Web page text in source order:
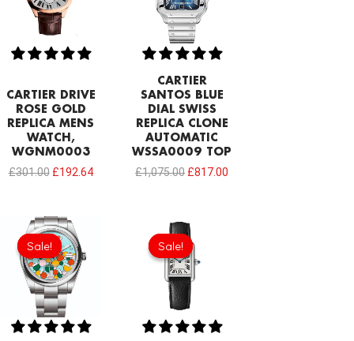
CARTIER DRIVE
ROSE GOLD
REPLICA MENS
WATCH,
WGNM0003
£301.00 £192.64
CARTIER
SANTOS BLUE
DIAL SWISS
REPLICA CLONE
AUTOMATIC
WSSA0009 TOP
£1,075.00 £817.00
Sale!
Sale!
Original
price
was:
£258.00.
Sale!
Sale!
Original
price
was:
£258.00.